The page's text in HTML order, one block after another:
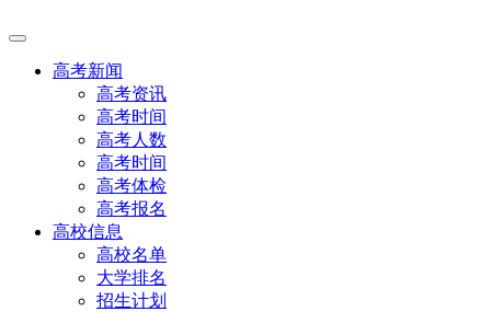
高考新闻
高考资讯
高考时间
高考人数
高考时间
高考体检
高考报名
高校信息
高校名单
大学排名
招生计划